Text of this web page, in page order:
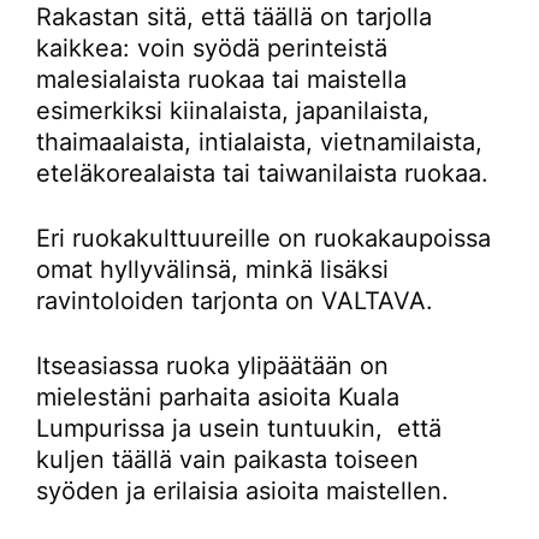
Rakastan sitä, että täällä on tarjolla
kaikkea: voin syödä perinteistä
malesialaista ruokaa tai maistella
esimerkiksi kiinalaista, japanilaista,
thaimaalaista, intialaista, vietnamilaista,
eteläkorealaista tai taiwanilaista ruokaa.
Eri ruokakulttuureille on ruokakaupoissa
omat hyllyvälinsä, minkä lisäksi
ravintoloiden tarjonta on VALTAVA.
Itseasiassa ruoka ylipäätään on
mielestäni parhaita asioita Kuala
Lumpurissa ja usein tuntuukin, että
kuljen täällä vain paikasta toiseen
syöden ja erilaisia asioita maistellen.